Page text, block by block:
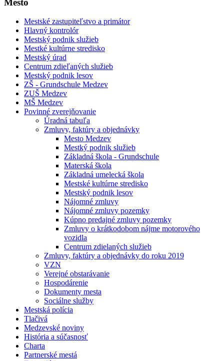
Mestské zastupiteľstvo a primátor
Hlavný kontrolór
Mestský podnik služieb
Mestké kultúrne stredisko
Mestský úrad
Centrum zdieľaných služieb
Mestský podnik lesov
ZŠ - Grundschule Medzev
ZUŠ Medzev
MŠ Medzev
Povinné zverejňovanie
Úradná tabuľa
Zmluvy, faktúry a objednávky
Mesto Medzev
Mestký podnik služieb
Základná škola - Grundschule
Materská škola
Základná umelecká škola
Mestské kultúrne stredisko
Mestský podnik lesov
Nájomné zmluvy
Nájomné zmluvy pozemky
Kúpno predajné zmluvy pozemky
Zmluvy o krátkodobom nájme motorového
vozidla
Centrum zdielaných služieb
Zmluvy, faktúry a objednávky do roku 2019
VZN
Verejné obstarávanie
Hospodárenie
Dokumenty mesta
Sociálne služby
Mestská polícia
Tlačivá
Medzevské noviny
História a súčasnosť
Charta
Partnerské mestá